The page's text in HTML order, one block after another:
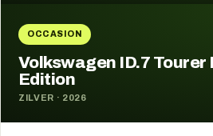
OCCASION
Volkswagen ID.7 Tourer
Edition
ZILVER · 2026